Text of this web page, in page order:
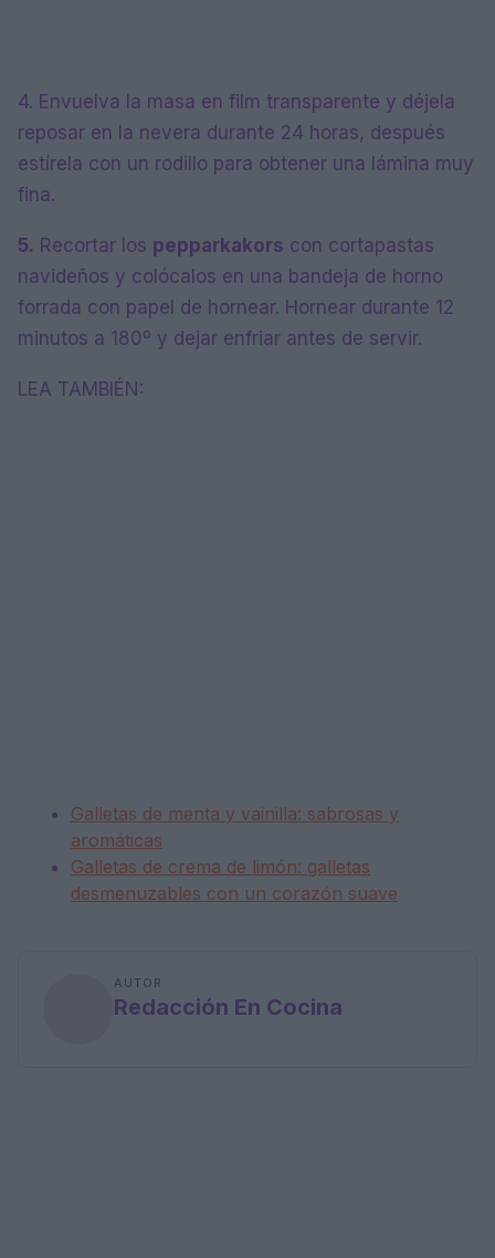
4. Envuelva la masa en film transparente y déjela
reposar en la nevera durante 24 horas, después
estírela con un rodillo para obtener una lámina muy
fina.
5. Recortar los pepparkakors con cortapastas
navideños y colócalos en una bandeja de horno
forrada con papel de hornear. Hornear durante 12
minutos a 180º y dejar enfriar antes de servir.
LEA TAMBIÉN:
Galletas de menta y vainilla: sabrosas y
aromáticas
Galletas de crema de limón: galletas
desmenuzables con un corazón suave
AUTOR
Redacción En Cocina